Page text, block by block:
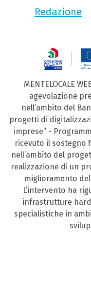
Redazione
MENTELOCALE
agevolazione
nell’ambito del
progetti di
imprese” -
ricevuto il sostegno
nell’ambito del
realizzazione di un
miglioramento
L’intervento ha
infrastrutture
specialistiche in